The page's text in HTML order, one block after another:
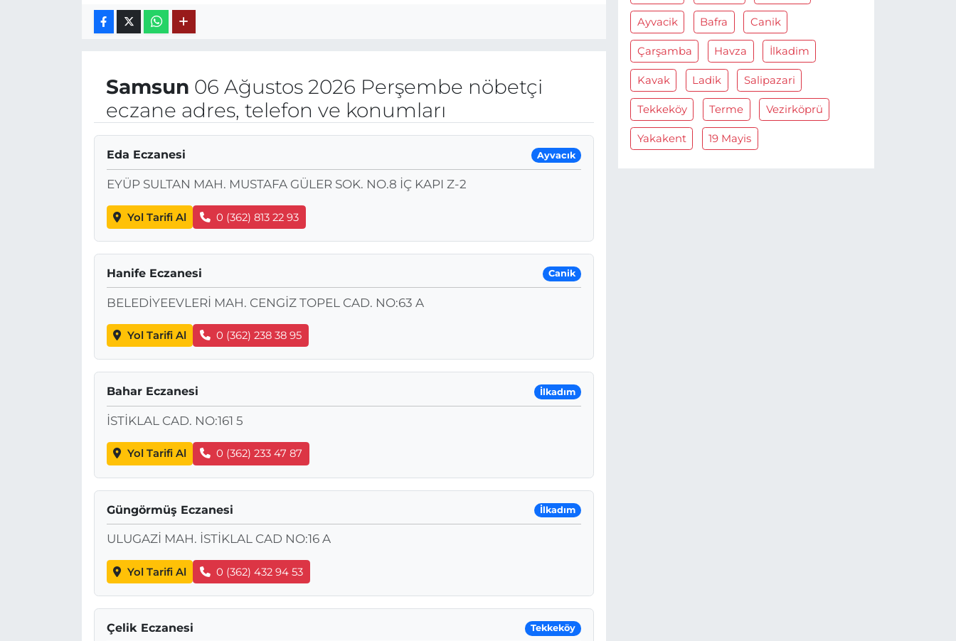
Samsun 06 Ağustos 2026 Perşembe nöbetçi
eczane adres, telefon ve konumları
Eda Eczanesi Ayvacık
EYÜP SULTAN MAH. MUSTAFA GÜLER SOK. NO.8 İÇ KAPI Z-2
Yol Tarifi Al 0 (362) 813 22 93
Hanife Eczanesi Canik
BELEDİYEEVLERİ MAH. CENGİZ TOPEL CAD. NO:63 A
Yol Tarifi Al 0 (362) 238 38 95
Bahar Eczanesi İlkadım
İSTİKLAL CAD. NO:161 5
Yol Tarifi Al 0 (362) 233 47 87
Güngörmüş Eczanesi İlkadım
ULUGAZİ MAH. İSTİKLAL CAD NO:16 A
Yol Tarifi Al 0 (362) 432 94 53
Çelik Eczanesi Tekkeköy
Ayvacik Bafra Canik
Çarşamba Havza İlkadim
Kavak Ladik Salipazari
Tekkeköy Terme Vezirköprü
Yakakent 19 Mayis